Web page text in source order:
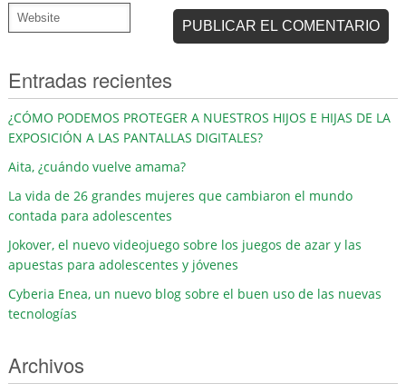
Entradas recientes
¿CÓMO PODEMOS PROTEGER A NUESTROS HIJOS E HIJAS DE LA
EXPOSICIÓN A LAS PANTALLAS DIGITALES?
Aita, ¿cuándo vuelve amama?
La vida de 26 grandes mujeres que cambiaron el mundo
contada para adolescentes
Jokover, el nuevo videojuego sobre los juegos de azar y las
apuestas para adolescentes y jóvenes
Cyberia Enea, un nuevo blog sobre el buen uso de las nuevas
tecnologías
Archivos